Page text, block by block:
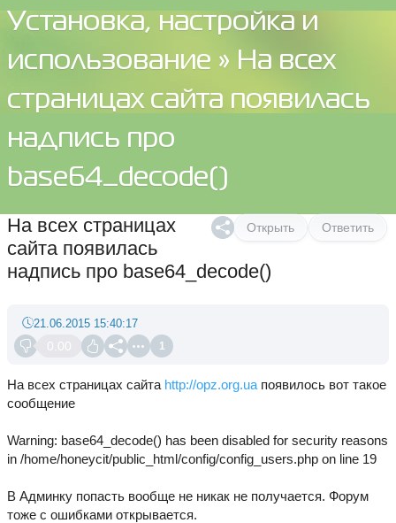
Установка, настройка и
использование » На всех
страницах сайта появилась
надпись про
base64_decode()
Открыть Ответить
На всех страницах
сайта появилась
надпись про base64_decode()
0.00 1
21.06.2015 15:40:17
На всех страницах сайта http://opz.org.ua появилось вот такое
сообщение
Warning: base64_decode() has been disabled for security reasons
in /home/honeycit/public_html/config/config_users.php on line 19
В Админку попасть вообще не никак не получается. Форум
тоже с ошибками открывается.